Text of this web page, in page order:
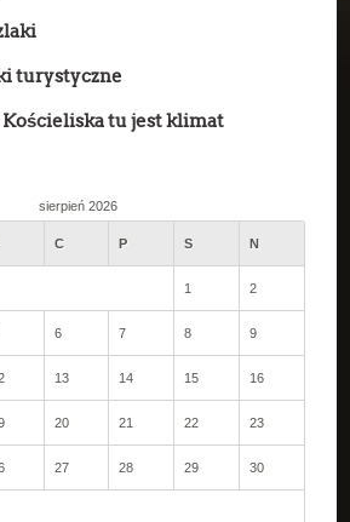
turystyczne
tu jest klimat
sierpień 2026
C P S N
1 2
6 7 8 9
13 14 15 16
20 21 22 23
27 28 29 30